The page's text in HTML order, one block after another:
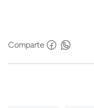
Comparte